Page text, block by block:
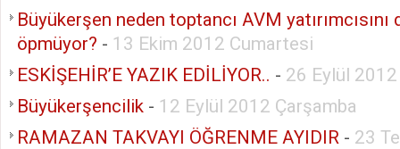
Büyükerşen neden toptancı AVM yatırımcısını
öpmüyor? - 13 Ekim 2012 Cumartesi
ESKİŞEHİR’E YAZIK EDİLİYOR.. - 26 Eylül
Büyükerşencilik - 12 Eylül 2012 Çarşamba
RAMAZAN TAKVAYI ÖĞRENME AYIDIR - 23